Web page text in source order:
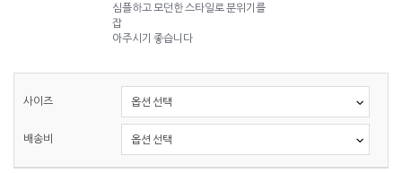
심플하고 모던한 스타일로 분위기를
잡
아주시기 좋습니다
사이즈
배송비